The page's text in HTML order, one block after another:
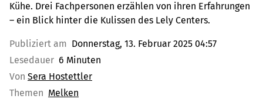
Kühe. Drei Fachpersonen erzählen von ihren Erfahrungen
– ein Blick hinter die Kulissen des Lely Centers.
Publiziert am Donnerstag, 13. Februar 2025 04:57
Lesedauer 6 Minuten
Von Sera Hostettler
Themen Melken